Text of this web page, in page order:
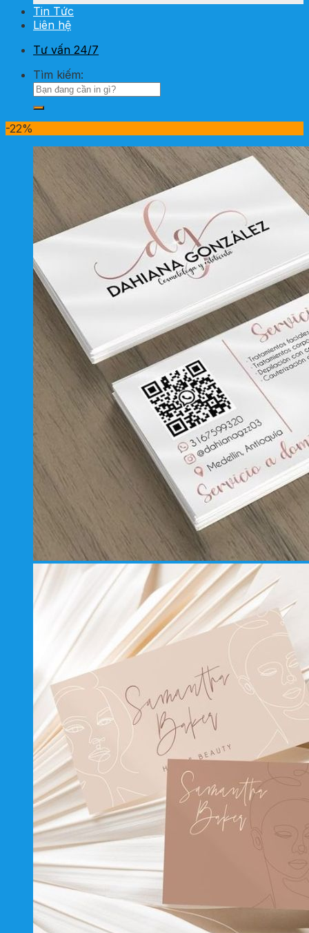
Tin Tức
Liên hệ
Tư vấn 24/7
Tìm kiếm:
-22%